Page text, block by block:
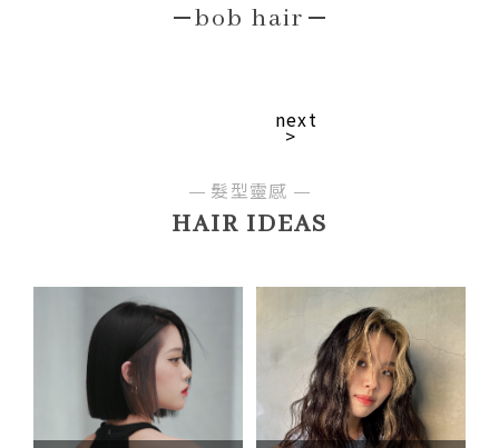
bob hair
next
>
HAIR IDEAS
髮型靈感